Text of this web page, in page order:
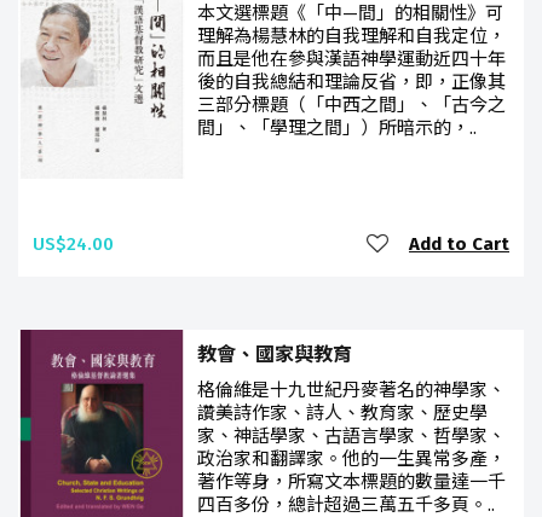
本文選標題《「中—間」的相關性》可
理解為楊慧林的自我理解和自我定位，
而且是他在參與漢語神學運動近四十年
後的自我總結和理論反省，即，正像其
三部分標題（「中西之間」、「古今之
間」、「學理之間」）所暗示的，..
US$24.00 Add to Cart
教會、國家與教育
格倫維是十九世紀丹麥著名的神學家、
讚美詩作家、詩人、教育家、歷史學
家、神話學家、古語言學家、哲學家、
政治家和翻譯家。他的一生異常多產，
著作等身，所寫文本標題的數量達一千
四百多份，總計超過三萬五千多頁。..